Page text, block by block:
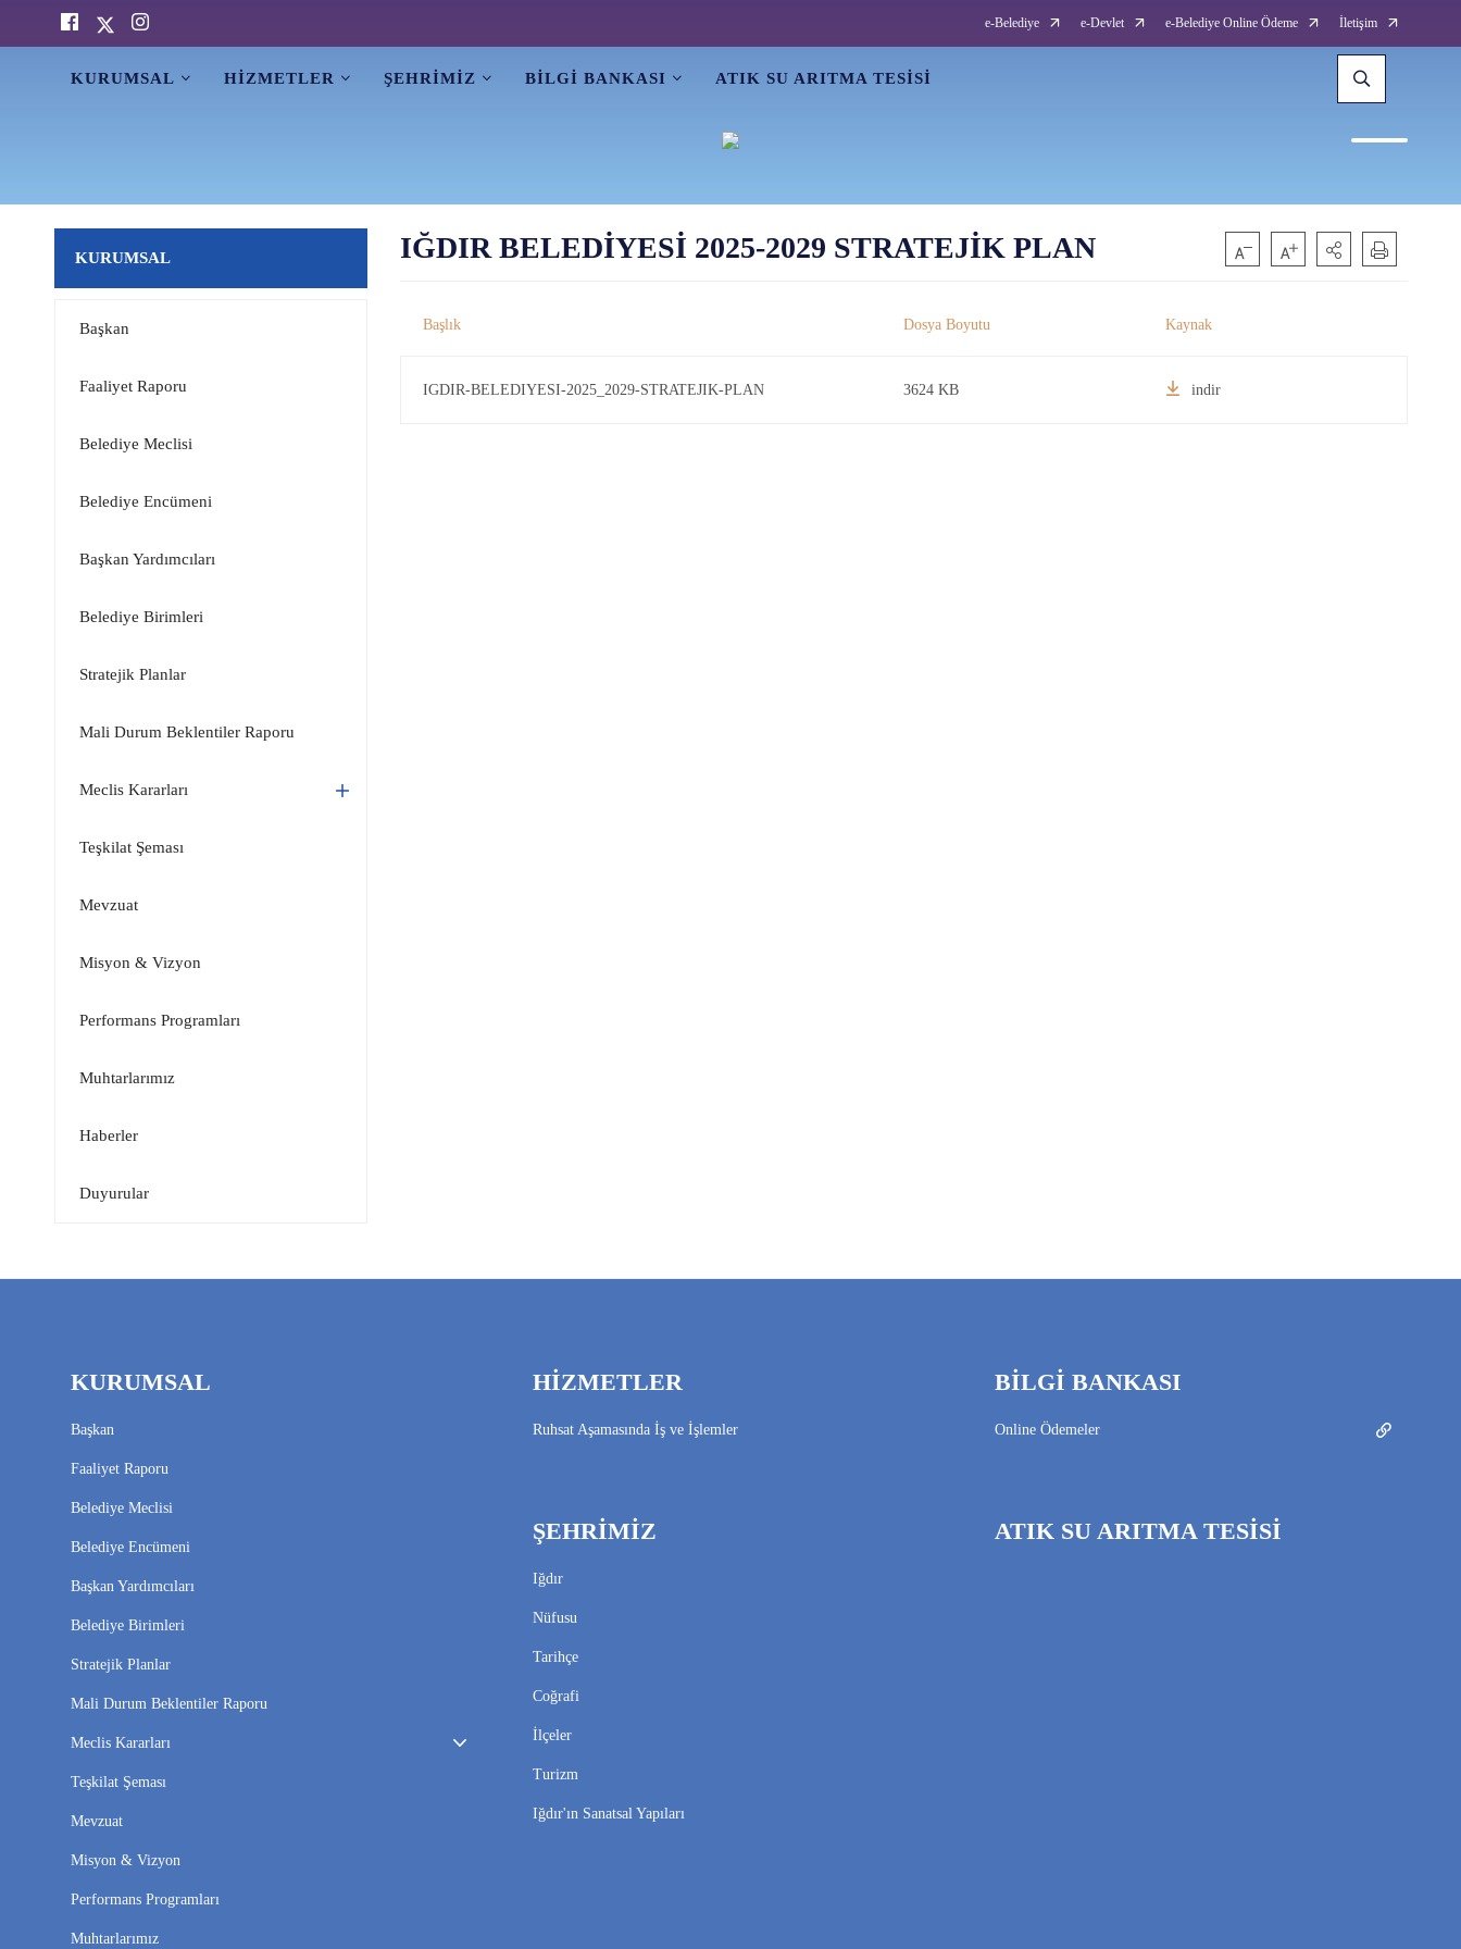
e-Belediye e-Devlet e-Belediye Online Ödeme İletişim
KURUMSAL HİZMETLER ŞEHRİMİZ BİLGİ BANKASI ATIK SU ARITMA TESİSİ
KURUMSAL
Başkan
Faaliyet Raporu
Belediye Meclisi
Belediye Encümeni
Başkan Yardımcıları
Belediye Birimleri
Stratejik Planlar
Mali Durum Beklentiler Raporu
Meclis Kararları
Teşkilat Şeması
Mevzuat
Misyon & Vizyon
Performans Programları
Muhtarlarımız
Haberler
Duyurular
IĞDIR BELEDİYESİ 2025-2029 STRATEJİK PLAN
IGDIR-BELEDIYESI-2025_2029-STRATEJIK-PLAN 3624 KB indir
KURUMSAL
Başkan
Faaliyet Raporu
Belediye Meclisi
Belediye Encümeni
Başkan Yardımcıları
Belediye Birimleri
Stratejik Planlar
Mali Durum Beklentiler Raporu
Meclis Kararları
Teşkilat Şeması
Mevzuat
Misyon & Vizyon
Performans Programları
Muhtarlarımız
HİZMETLER
Ruhsat Aşamasında İş ve İşlemler
ŞEHRİMİZ
Iğdır
Nüfusu
Tarihçe
Coğrafi
İlçeler
Turizm
Iğdır'ın Sanatsal Yapıları
BİLGİ BANKASI
Online Ödemeler
ATIK SU ARITMA TESİSİ